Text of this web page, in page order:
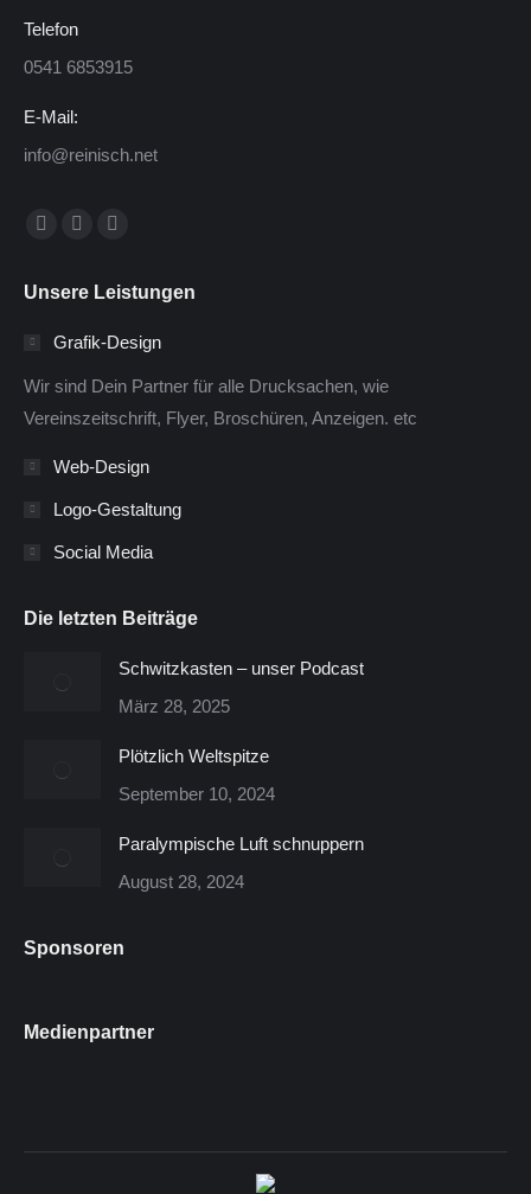
Telefon
0541 6853915
E-Mail:
info@reinisch.net
Finden Sie uns auf:
opens
window
opens
window
opens
window
Unsere Leistungen
Grafik-Design
Wir sind Dein Partner für alle Drucksachen, wie
Vereinszeitschrift, Flyer, Broschüren, Anzeigen. etc
Web-Design
Logo-Gestaltung
Social Media
Die letzten Beiträge
Schwitzkasten – unser Podcast
März 28, 2025
Plötzlich Weltspitze
September 10, 2024
Paralympische Luft schnuppern
August 28, 2024
Sponsoren
Medienpartner